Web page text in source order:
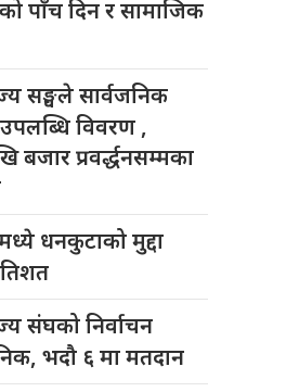
पाँच दिन र सामाजिक
सङ्घले सार्वजनिक
उपलब्धि विवरण ,
बजार प्रवर्द्धनसम्मका
धनकुटाको मुद्दा
संघको निर्वाचन
भदौ ६ मा मतदान